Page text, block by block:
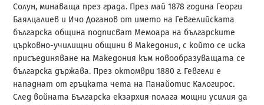
Солун, минаваща през града. През май 1878 година Георги
Баялцалиев и Ичо Доганов от името на Гевгелийската
българска община подписват Мемоара на българските
църковно-училищни общини в Македония, с който се иска
присъединяване на Македония към новообразуващата се
българска държава. През октомври 1880 г. Гевгели е
нападнат от гръцката чета на Панайотис Калогирос.
След войната Българска екзархия полага мощни усилия да